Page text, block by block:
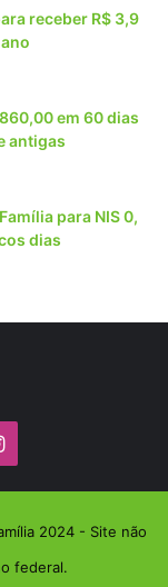
receber R$ 3,9
em 60 dias
antigas
para NIS 0,
dias
Instagram
2024 - Site não
federal.